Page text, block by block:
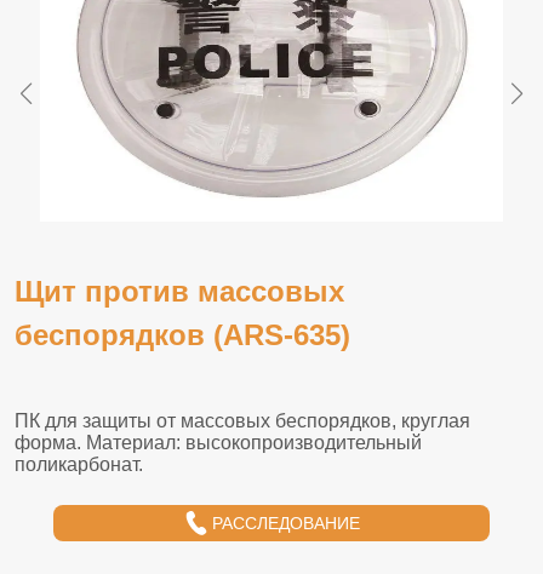
Щит против массовых
беспорядков (ARS-635)
РАССЛЕДОВАНИЕ